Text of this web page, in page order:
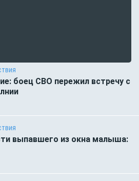
боец СВО пережил встречу с
выпавшего из окна малыша: